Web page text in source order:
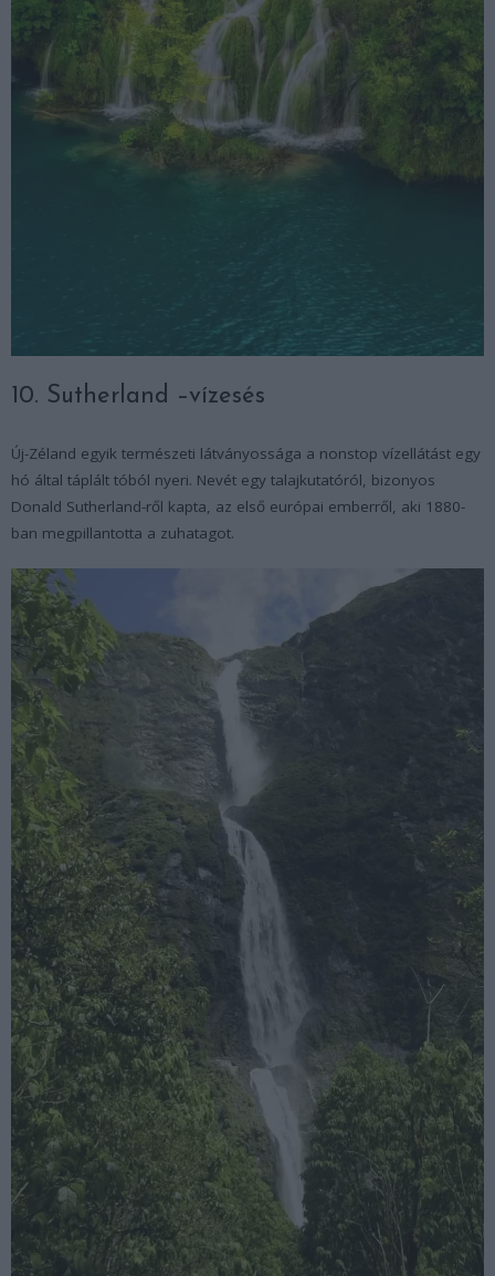
10. Sutherland –vízesés
Új-Zéland egyik természeti látványossága a nonstop vízellátást egy
hó által táplált tóból nyeri. Nevét egy talajkutatóról, bizonyos
Donald Sutherland-ről kapta, az első európai emberről, aki 1880-
ban megpillantotta a zuhatagot.